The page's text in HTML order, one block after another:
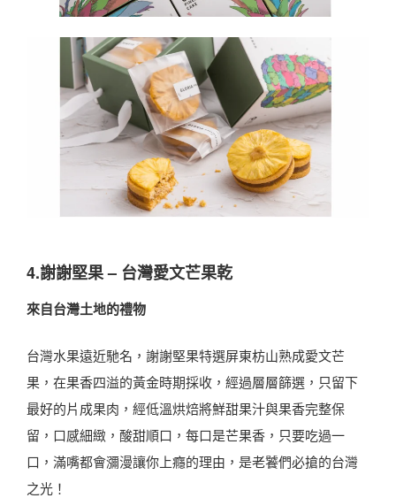
4.謝謝堅果 – 台灣愛文芒果乾
來自台灣土地的禮物
台灣水果遠近馳名，謝謝堅果特選屏東枋山熟成愛文芒
果，在果香四溢的黃金時期採收，經過層層篩選，只留下
最好的片成果肉，經低溫烘焙將鮮甜果汁與果香完整保
留，口感細緻，酸甜順口，每口是芒果香，只要吃過一
口，滿嘴都會瀰漫讓你上癮的理由，是老饕們必搶的台灣
之光！